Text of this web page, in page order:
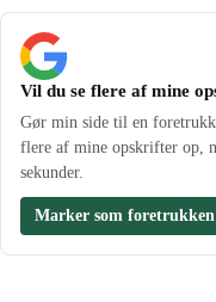
Vil du se flere af mine
Gør min side til en
flere af mine opskrifter op,
sekunder.
Marker som foretrukken